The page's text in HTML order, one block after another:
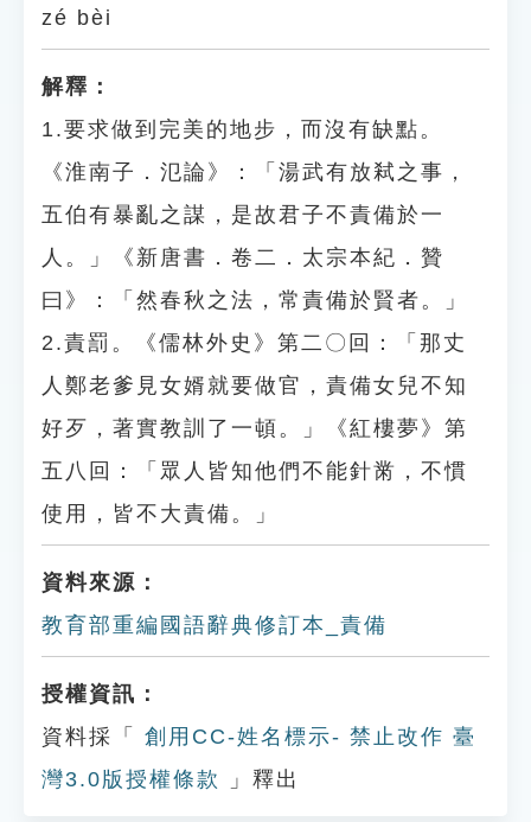
zé bèi
解釋：
1.要求做到完美的地步，而沒有缺點。
《淮南子．氾論》：「湯武有放弒之事，
五伯有暴亂之謀，是故君子不責備於一
人。」《新唐書．卷二．太宗本紀．贊
曰》：「然春秋之法，常責備於賢者。」
2.責罰。《儒林外史》第二〇回：「那丈
人鄭老爹見女婿就要做官，責備女兒不知
好歹，著實教訓了一頓。」《紅樓夢》第
五八回：「眾人皆知他們不能針黹，不慣
使用，皆不大責備。」
資料來源：
教育部重編國語辭典修訂本_責備
授權資訊：
資料採「
創用CC-姓名標示- 禁止改作 臺
灣3.0版授權條款
」釋出